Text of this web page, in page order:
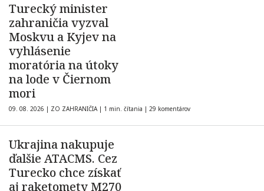
Turecký minister
zahraničia vyzval
Moskvu a Kyjev na
vyhlásenie
moratória na útoky
na lode v Čiernom
mori
09. 08. 2026 | ZO ZAHRANIČIA | 1 min. čítania | 29 komentárov
Ukrajina nakupuje
ďalšie ATACMS. Cez
Turecko chce získať
aj raketomety M270